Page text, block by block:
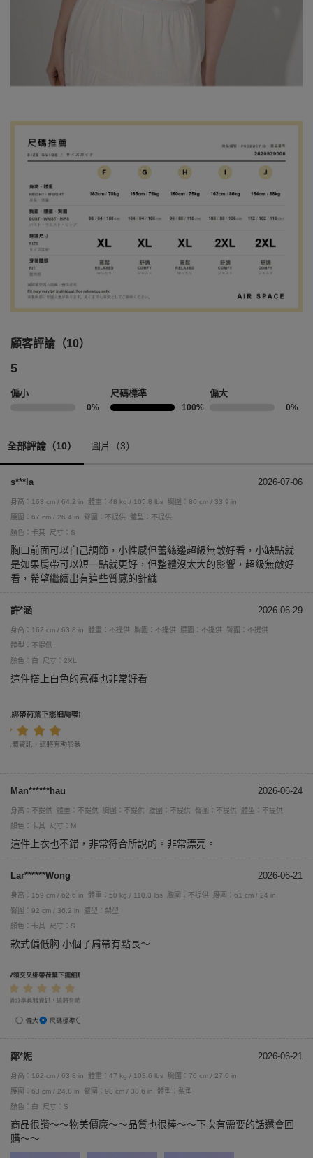
顧客評論（10）
5
偏小
0%
尺碼標準
100%
偏大
0%
全部評論（10） 圖片（3）
s***la 2026-07-06
身高：163 cm / 64.2 in 體重：48 kg / 105.8 lbs
胸圍：86 cm / 33.9 in
腰圍：67 cm / 26.4 in
臀圍：不提供
體型：不提供
顏色：卡其
尺寸：S
胸口前面可以自己調節，小性感但蕾絲邊超級無敵好看，小缺點就
是如果肩帶可以短一點就更好，但整體沒太大的影響，超級無敵好
看，希望繼續出有這些質感的針織
許*涵 2026-06-29
身高：162 cm / 63.8 in 體重：不提供 胸圍：不提供 腰圍：不提供
臀圍：不提供
體型：不提供
顏色：白
尺寸：2XL
這件搭上白色的寬褲也非常好看
Man******hau 2026-06-24
身高：不提供 體重：不提供 胸圍：不提供 腰圍：不提供 臀圍：不提供
體型：不提供
顏色：卡其
尺寸：M
這件上衣也不錯，非常符合所說的。非常漂亮。
Lar******Wong 2026-06-21
身高：159 cm / 62.6 in 體重：50 kg / 110.3 lbs 胸圍：不提供
腰圍：61 cm / 24 in
臀圍：92 cm / 36.2 in
體型：梨型
顏色：卡其
尺寸：S
款式偏低胸 小個子肩帶有點長～
鄭*妮 2026-06-21
身高：162 cm / 63.8 in 體重：47 kg / 103.6 lbs
胸圍：70 cm / 27.6 in
腰圍：63 cm / 24.8 in
臀圍：98 cm / 38.6 in
體型：梨型
顏色：白
尺寸：S
商品很讚～～物美價廉～～品質也很棒～～下次有需要的話還會回
購～～